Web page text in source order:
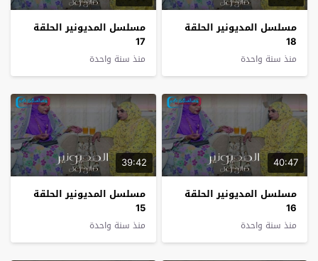
مسلسل المديونير الحلقة
18
منذ سنة واحدة
مسلسل المديونير الحلقة
17
منذ سنة واحدة
40:47
مسلسل المديونير الحلقة
16
منذ سنة واحدة
39:42
مسلسل المديونير الحلقة
15
منذ سنة واحدة